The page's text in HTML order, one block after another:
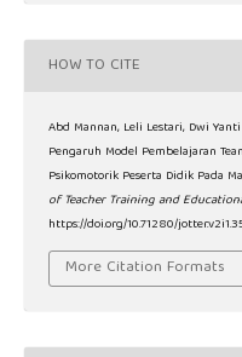
HOW TO CITE
Abd Mannan, Leli Lestari, Dwi
Pengaruh Model Pembelajaran
Psikomotorik Peserta Didik Pada
of Teacher Training and
https://doi.org/10.71280/
More Citation Formats